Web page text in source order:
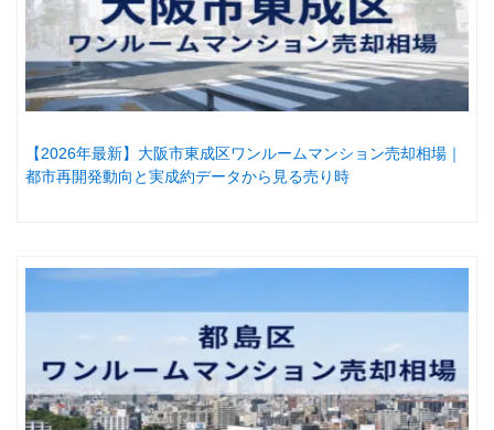
【2026年最新】大阪市東成区ワンルームマンション売却相場｜
都市再開発動向と実成約データから見る売り時